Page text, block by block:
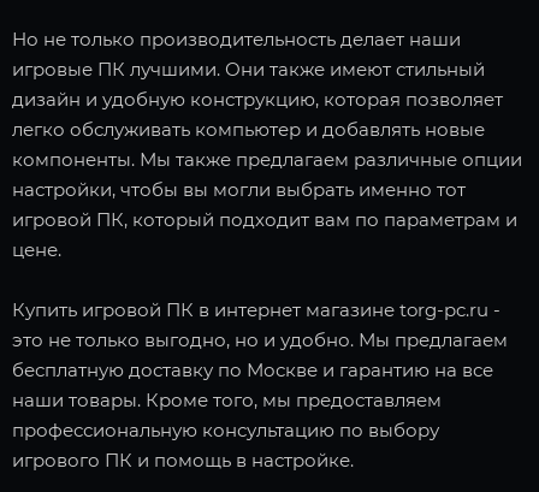
Но не только производительность делает наши
игровые ПК лучшими. Они также имеют стильный
дизайн и удобную конструкцию, которая позволяет
легко обслуживать компьютер и добавлять новые
компоненты. Мы также предлагаем различные опции
настройки, чтобы вы могли выбрать именно тот
игровой ПК, который подходит вам по параметрам и
цене.
Купить игровой ПК в интернет магазине torg-pc.ru -
это не только выгодно, но и удобно. Мы предлагаем
бесплатную доставку по Москве и гарантию на все
наши товары. Кроме того, мы предоставляем
профессиональную консультацию по выбору
игрового ПК и помощь в настройке.